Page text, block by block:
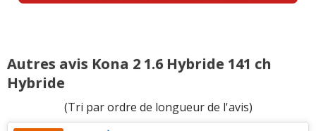
Autres avis Kona 2 1.6 Hybride 141 ch
Hybride
(Tri par ordre de longueur de l'avis)